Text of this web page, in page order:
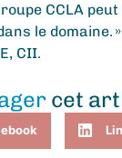
CCLA
le domaine.
CII.
cet